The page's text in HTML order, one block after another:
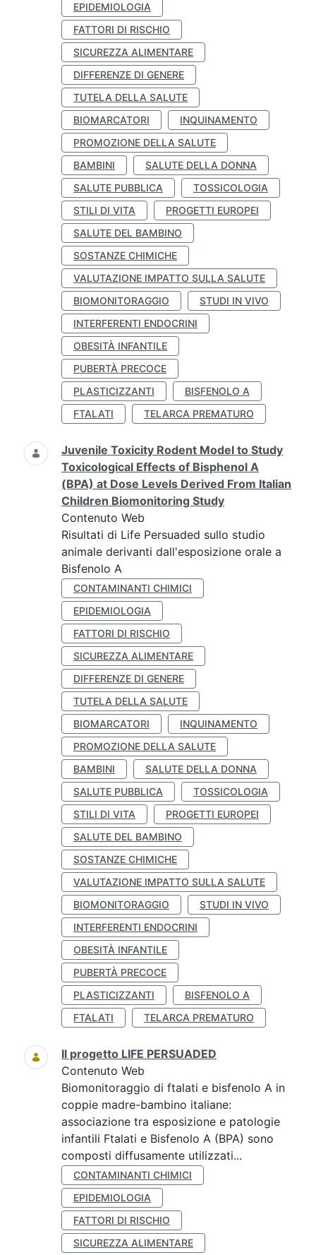
EPIDEMIOLOGIA
FATTORI DI RISCHIO
SICUREZZA ALIMENTARE
DIFFERENZE DI GENERE
TUTELA DELLA SALUTE
BIOMARCATORI
INQUINAMENTO
PROMOZIONE DELLA SALUTE
BAMBINI
SALUTE DELLA DONNA
SALUTE PUBBLICA
TOSSICOLOGIA
STILI DI VITA
PROGETTI EUROPEI
SALUTE DEL BAMBINO
SOSTANZE CHIMICHE
VALUTAZIONE IMPATTO SULLA SALUTE
BIOMONITORAGGIO
STUDI IN VIVO
INTERFERENTI ENDOCRINI
OBESITÀ INFANTILE
PUBERTÀ PRECOCE
PLASTICIZZANTI
BISFENOLO A
FTALATI
TELARCA PREMATURO
Juvenile Toxicity Rodent Model to Study
Toxicological Effects of Bisphenol A
(BPA) at Dose Levels Derived From Italian
Children Biomonitoring Study
Contenuto Web
Risultati di Life Persuaded sullo studio
animale derivanti dall'esposizione orale a
Bisfenolo A
CONTAMINANTI CHIMICI
EPIDEMIOLOGIA
FATTORI DI RISCHIO
SICUREZZA ALIMENTARE
DIFFERENZE DI GENERE
TUTELA DELLA SALUTE
BIOMARCATORI
INQUINAMENTO
PROMOZIONE DELLA SALUTE
BAMBINI
SALUTE DELLA DONNA
SALUTE PUBBLICA
TOSSICOLOGIA
STILI DI VITA
PROGETTI EUROPEI
SALUTE DEL BAMBINO
SOSTANZE CHIMICHE
VALUTAZIONE IMPATTO SULLA SALUTE
BIOMONITORAGGIO
STUDI IN VIVO
INTERFERENTI ENDOCRINI
OBESITÀ INFANTILE
PUBERTÀ PRECOCE
PLASTICIZZANTI
BISFENOLO A
FTALATI
TELARCA PREMATURO
Il progetto LIFE PERSUADED
Contenuto Web
Biomonitoraggio di ftalati e bisfenolo A in
coppie madre-bambino italiane:
associazione tra esposizione e patologie
infantili Ftalati e Bisfenolo A (BPA) sono
composti diffusamente utilizzati...
CONTAMINANTI CHIMICI
EPIDEMIOLOGIA
FATTORI DI RISCHIO
SICUREZZA ALIMENTARE